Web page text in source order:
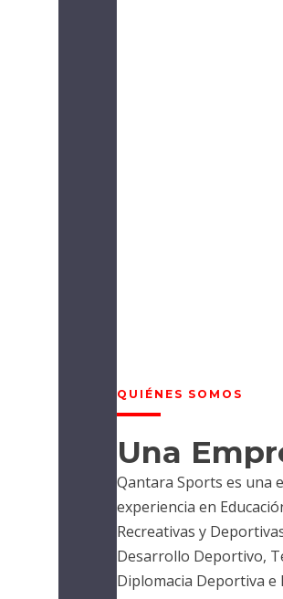
QUIÉNES SOMOS
Una
Qantara Sports es una
experiencia en
Recreativas y
Desarrollo Deportivo,
Diplomacia Deportiva e